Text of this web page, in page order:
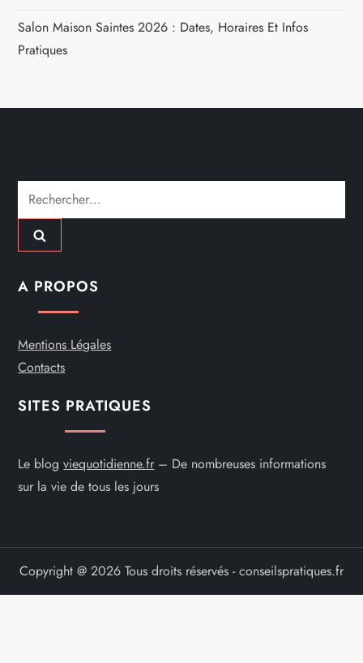
l
a
t
i
c
l
e
Salon Maison Saintes 2026 : Dates, Horaires Et Infos
Pratiques
Rechercher :
A PROPOS
Mentions Légales
Contacts
SITES PRATIQUES
Le blogviequotidienne.fr – De nombreuses informations
sur la vie de tous les jours
Copyright @ 2026 Tous droits réservés - conseilspratiques.fr